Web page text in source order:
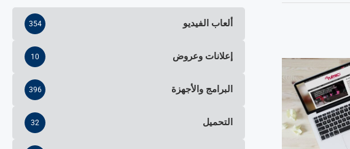
ألعاب الفيديو 354
إعلانات وعروض 10
البرامج والأجهزة 396
التحميل 32